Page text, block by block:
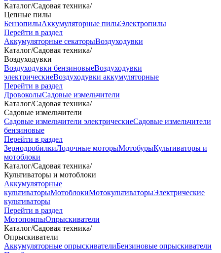
Каталог/Садовая техника/
Цепные пилы
БензопилыАккумуляторные пилыЭлектропилы
Перейти в раздел
Аккумуляторные секаторыВоздуходувки
Каталог/Садовая техника/
Воздуходувки
Воздуходувки бензиновыеВоздуходувки
электрическиеВоздуходувки аккумуляторные
Перейти в раздел
ДровоколыСадовые измельчители
Каталог/Садовая техника/
Садовые измельчители
Садовые измельчители электрическиеСадовые измельчители
бензиновые
Перейти в раздел
ЗернодробилкиЛодочные моторыМотобурыКультиваторы и
мотоблоки
Каталог/Садовая техника/
Культиваторы и мотоблоки
Аккумуляторные
культиваторыМотоблокиМотокультиваторыЭлектрические
культиваторы
Перейти в раздел
МотопомпыОпрыскиватели
Каталог/Садовая техника/
Опрыскиватели
Аккумуляторные опрыскивателиБензиновые опрыскиватели